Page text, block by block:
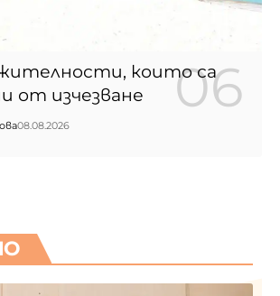
които са
от изчезване
08.08.2026